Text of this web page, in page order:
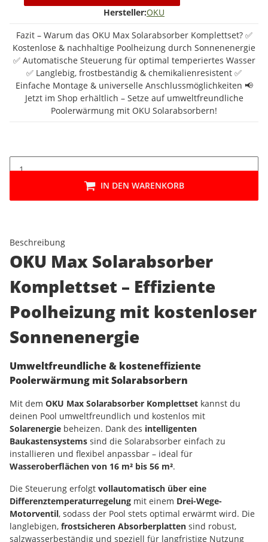
Hersteller:OKU
Fazit – Warum das OKU Max Solarabsorber Komplettset? ✅
Kostenlose & nachhaltige Poolheizung durch Sonnenenergie
✅ Automatische Steuerung für optimal temperiertes Wasser
✅ Langlebig, frostbeständig & chemikalienresistent ✅
Einfache Montage & universelle Anschlussmöglichkeiten 📢
Jetzt im Shop erhältlich – Setze auf umweltfreundliche
Poolerwärmung mit OKU Solarabsorbern!
IN DEN WARENKORB
Beschreibung
OKU Max Solarabsorber
Komplettset – Effiziente
Poolheizung mit kostenloser
Sonnenenergie
Umweltfreundliche & kosteneffiziente
Poolerwärmung mit Solarabsorbern
Mit dem OKU Max Solarabsorber Komplettset kannst du
deinen Pool umweltfreundlich und kostenlos mit
Solarenergie beheizen. Dank des intelligenten
Baukastensystems sind die Solarabsorber einfach zu
installieren und flexibel anpassbar – ideal für
Wasseroberflächen von 16 m² bis 56 m².
Die Steuerung erfolgt vollautomatisch über eine
Differenztemperaturregelung mit einem Drei-Wege-
Motorventil, sodass der Pool stets optimal erwärmt wird. Die
langlebigen, frostsicheren Absorberplatten sind robust,
salzwasserbeständig und speziell für langfristige Nutzung